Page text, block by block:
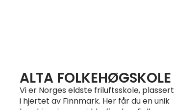
ALTA FOLKEHØGSKOLE
Vi er Norges eldste friluftsskole, plassert
i hjertet av Finnmark. Her får du en unik